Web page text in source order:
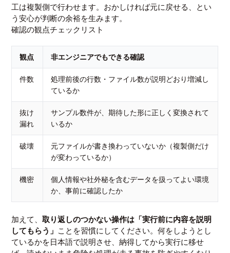
工は複製側で行わせます。おかしければ元に戻せる、とい
う安心が判断の余裕を生みます。
確認の観点チェックリスト
観点 非エンジニアでもできる確認
件数
処理前後の行数・ファイル数が説明どおり増減し
ているか
抜け
漏れ
サンプル数件が、期待した形に正しく変換されて
いるか
破壊
元ファイルが書き換わっていないか（複製側だけ
が変わっているか）
機密
個人情報や社外秘を含むデータを扱ってよい環境
か、事前に確認したか
加えて、取り返しのつかない操作は「実行前に内容を説明
してもらう」 ことを習慣にしてください。何をしようとし
ているかを日本語で説明させ、納得してから実行に移せ